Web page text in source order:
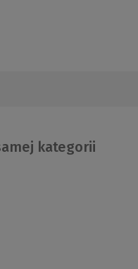
kategorii